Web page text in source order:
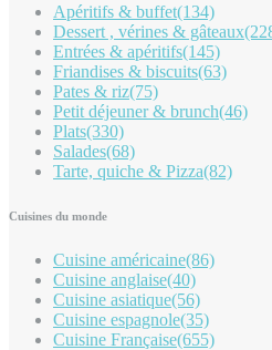
Apéritifs & buffet(134)
Dessert , vérines & gâteaux
Entrées & apéritifs(145)
Friandises & biscuits(63)
Pates & riz(75)
Petit déjeuner & brunch(46)
Plats(330)
Salades(68)
Tarte, quiche & Pizza(82)
Cuisines du monde
Cuisine américaine(86)
Cuisine anglaise(40)
Cuisine asiatique(56)
Cuisine espagnole(35)
Cuisine Française(655)